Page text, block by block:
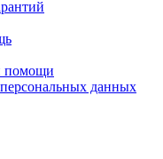
помощи
данных